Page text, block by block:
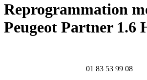
Reprogrammation
Peugeot Partner 1.6
01 83 53 99 08